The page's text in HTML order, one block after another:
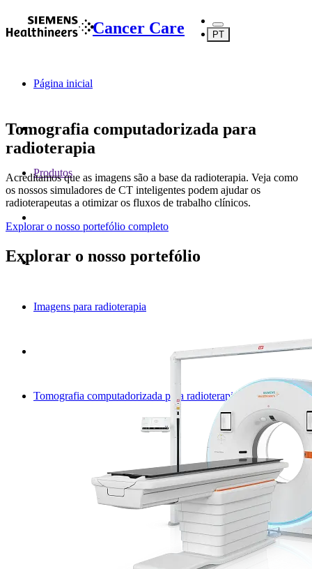
Cancer Care PT
Página inicial
Produtos
Imagens para radioterapia
Tomografia computadorizada para radioterapia
Tomografia computadorizada para
radioterapia
Acreditamos que as imagens são a base da radioterapia. Veja como
os nossos simuladores de CT inteligentes podem ajudar os
radioterapeutas a otimizar os fluxos de trabalho clínicos.
Explorar o nosso portefólio completo
Explorar o nosso portefólio